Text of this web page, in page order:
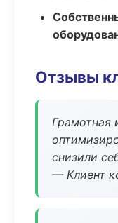
Отзывы
Грамотная
снизили
— Клиент